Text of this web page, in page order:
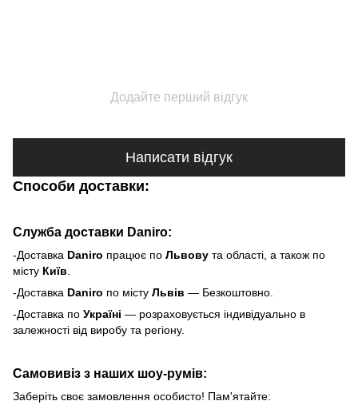
Додайте перший відгук
Написати відгук
Способи доставки:
Служба доставки Daniro:
-Доставка Daniro працює по Львову та області, а також по
місту Київ
-Доставка Daniro по місту Львів — Безкоштовно.
-Доставка по Україні — розраховується індивідуально в
залежності від виробу та регіону.
Самовивіз з наших шоу-румів:
Заберіть своє замовлення особисто! Пам'ятайте: